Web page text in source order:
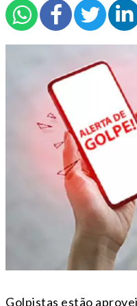
Golpistas estão